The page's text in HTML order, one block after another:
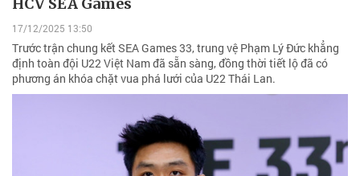
17/12/2025 13:50
Trước trận chung kết SEA Games 33, trung vệ Phạm Lý Đức khẳng
định toàn đội U22 Việt Nam đã sẵn sàng, đồng thời tiết lộ đã có
phương án khóa chặt vua phá lưới của U22 Thái Lan.